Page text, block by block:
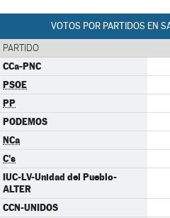
VOTOS POR PARTIDOS EN
PARTIDO
CCa-PNC
PSOE
PP
PODEMOS
NCa
C's
IUC-LV-Unidad del Pueblo-
ALTER
CCN-UNIDOS